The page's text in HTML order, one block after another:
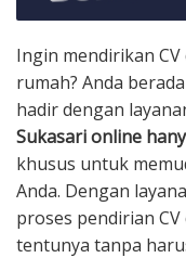
Ingin mendirikan
rumah? Anda
hadir dengan
Sukasari online
khusus untuk
Anda. Dengan
proses pendirian
tentunya tanpa